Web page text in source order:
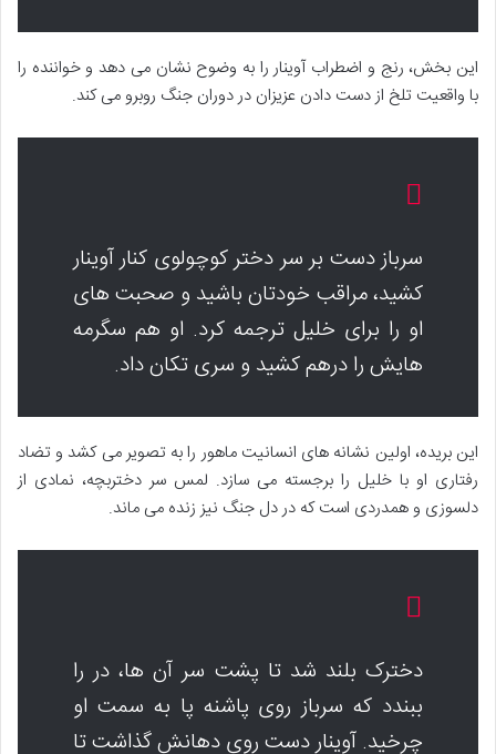
این بخش، رنج و اضطراب آوینار را به وضوح نشان می دهد و خواننده را
با واقعیت تلخ از دست دادن عزیزان در دوران جنگ روبرو می کند.
سرباز دست بر سر دختر کوچولوی کنار آوینار
کشید، مراقب خودتان باشید و صحبت های
او را برای خلیل ترجمه کرد. او هم سگرمه
هایش را درهم کشید و سری تکان داد.
این بریده، اولین نشانه های انسانیت ماهور را به تصویر می کشد و تضاد
رفتاری او با خلیل را برجسته می سازد. لمس سر دختربچه، نمادی از
دلسوزی و همدردی است که در دل جنگ نیز زنده می ماند.
دخترک بلند شد تا پشت سر آن ها، در را
ببندد که سرباز روی پاشنه پا به سمت او
چرخید. آوینار دست روی دهانش گذاشت تا